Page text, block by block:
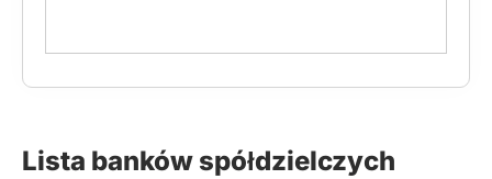
Lista banków spółdzielczych